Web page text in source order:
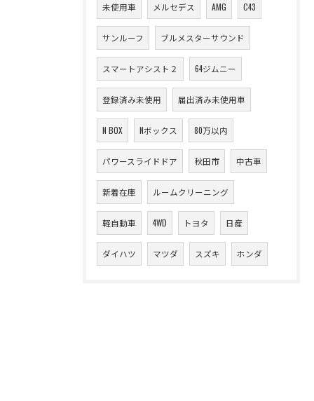
未使用車 メルセデス AMG C43
サンルーフ ブルメスターサウンド
スマートアシスト２ 64ジムニー
登録済み未使用 届出済み未使用車
N BOX Nボックス 80万以内
パワースライドドア 秋田市 中古車
新着在庫 ルームクリーニング
軽自動車 4WD トヨタ 日産
ダイハツ マツダ スズキ ホンダ